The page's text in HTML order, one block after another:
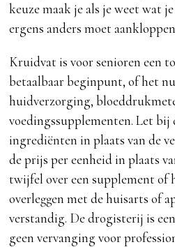
keuze maak je als je weet wat
ergens anders moet
Kruidvat is voor senioren een
betaalbaar beginpunt, of het
huidverzorging,
voedingssupplementen. Let bij
ingrediënten in plaats van de
de prijs per eenheid in plaats
twijfel over een supplement of
overleggen met de huisarts of
verstandig. De drogisterij is
geen vervanging voor